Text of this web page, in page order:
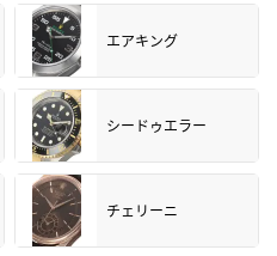
エアキング
シードゥエラー
チェリーニ